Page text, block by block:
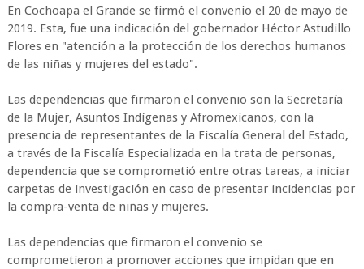
En Cochoapa el Grande se firmó el convenio el 20 de mayo de
2019. Esta, fue una indicación del gobernador Héctor Astudillo
Flores en "atención a la protección de los derechos humanos
de las niñas y mujeres del estado".
Las dependencias que firmaron el convenio son la Secretaría
de la Mujer, Asuntos Indígenas y Afromexicanos, con la
presencia de representantes de la Fiscalía General del Estado,
a través de la Fiscalía Especializada en la trata de personas,
dependencia que se comprometió entre otras tareas, a iniciar
carpetas de investigación en caso de presentar incidencias por
la compra-venta de niñas y mujeres.
Las dependencias que firmaron el convenio se
comprometieron a promover acciones que impidan que en